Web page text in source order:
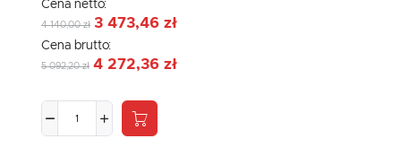
Cena netto:
4 140,00 zł 3 473,46 zł
Cena brutto:
5 092,20 zł 4 272,36 zł